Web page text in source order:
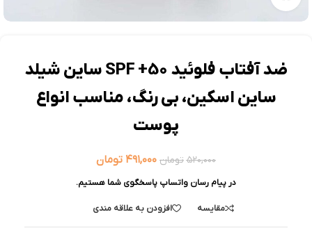
ضد آفتاب فلوئید 50+ SPF ساین شیلد
ساین اسکین، بی رنگ، مناسب انواع
پوست
۵۲۰,۰۰۰ تومان ۴۹۱,۰۰۰ تومان
در پیام رسان واتساپ پاسخگوی شما هستیم.
مقایسه افزودن به علاقه مندی